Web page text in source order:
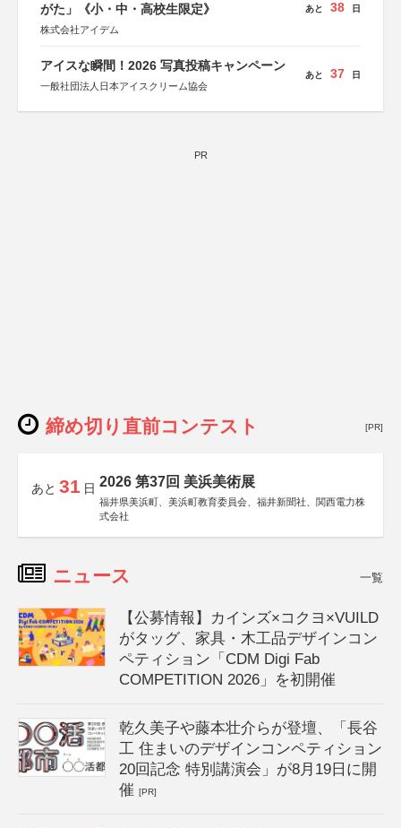
がた」《小・中・高校生限定》
株式会社アイデム
あと 38 日
アイスな瞬間！2026 写真投稿キャンペーン
一般社団法人日本アイスクリーム協会
あと 37 日
PR
締め切り直前コンテスト [PR]
あと 31 日 2026 第37回 美浜美術展
福井県美浜町、美浜町教育委員会、福井新聞社、関西電力株
式会社
ニュース 一覧
【公募情報】カインズ×コクヨ×VUILD
がタッグ、家具・木工品デザインコン
ペティション「CDM Digi Fab
COMPETITION 2026」を初開催
乾久美子や藤本壮介らが登壇、「長谷
工 住まいのデザインコンペティション
20回記念 特別講演会」が8月19日に開
催[PR]